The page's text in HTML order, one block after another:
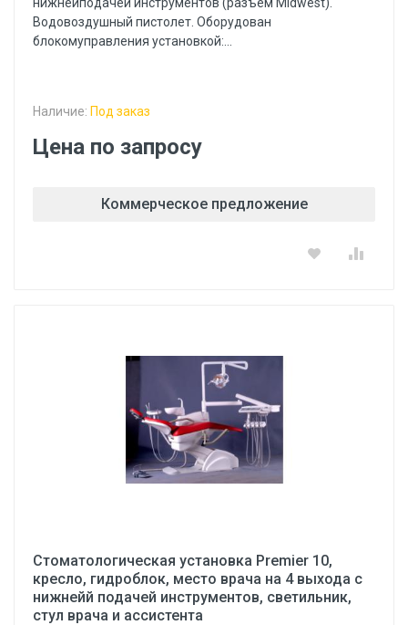
Водовоздушный пистолет. Оборудован
блокомуправления установкой:...
Наличие: Под заказ
Цена по запросу
Коммерческое предложение
Стоматологическая установка Premier 10,
кресло, гидроблок, место врача на 4 выхода с
нижнейй подачей инструментов, светильник,
стул врача и ассистента